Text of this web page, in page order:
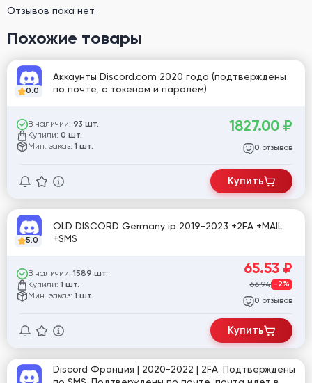
Отзывов пока нет.
Похожие товары
0.0
Аккаунты Discord.com 2020 года (подтверждены
по почте, с токеном и паролем)
В наличии: 93 шт.
Купили: 0 шт.
Мин. заказ: 1 шт.
1827.00 ₽
0 отзывов
Купить
5.0
OLD DISCORD Germany ip 2019-2023 +2FA +MAIL
+SMS
В наличии: 1589 шт.
Купили: 1 шт.
Мин. заказ: 1 шт.
65.53 ₽
66.94 -2%
0 отзывов
Купить
Discord Франция | 2020-2022 | 2FA. Подтверждены